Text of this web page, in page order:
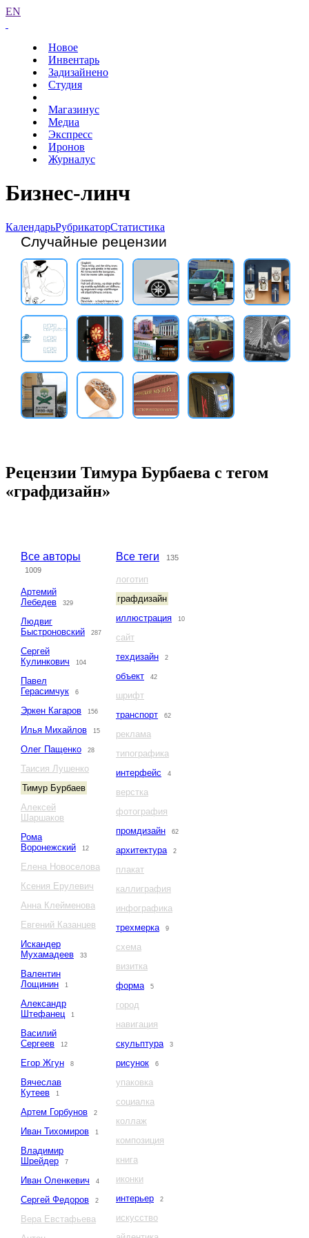
EN
Новое
Инвентарь
Задизайнено
Студия
Магазинус
Медиа
Экспресс
Иронов
Журналус
Бизнес-линч
КалендарьРубрикаторСтатистика
Случайные рецензии
Рецензии Тимура Бурбаева с тегом
«графдизайн»
Все авторы
1009
Артемий
Лебедев
329
Людвиг
Быстроновский
287
Сергей
Кулинкович
104
Павел
Герасимчук
6
Эркен Кагаров 156
Илья Михайлов 15
Олег Пащенко 28
Таисия Лушенко
Тимур Бурбаев
Алексей
Шаршаков
Рома
Воронежский
12
Елена Новоселова
Ксения Ерулевич
Анна Клейменова
Евгений Казанцев
Искандер
Мухамадеев
33
Валентин
Лощинин
1
Александр
Штефанец
1
Василий
Сергеев
12
Егор Жгун 8
Вячеслав
Кутеев
1
Артем Горбунов 2
Иван Тихомиров 1
Владимир
Шрейдер
7
Иван Оленкевич 4
Сергей Федоров 2
Вера Евстафьева
Все теги 135
логотип
графдизайн
иллюстрация
10
сайт
техдизайн
2
объект 42
шрифт
транспорт
62
реклама
типографика
интерфейс
4
верстка
фотография
промдизайн
62
архитектура 2
плакат
каллиграфия
инфографика
трехмерка
9
схема
визитка
форма
5
город
навигация
скульптура
3
рисунок 6
упаковка
социалка
коллаж
композиция
книга
иконки
интерьер
2
искусство